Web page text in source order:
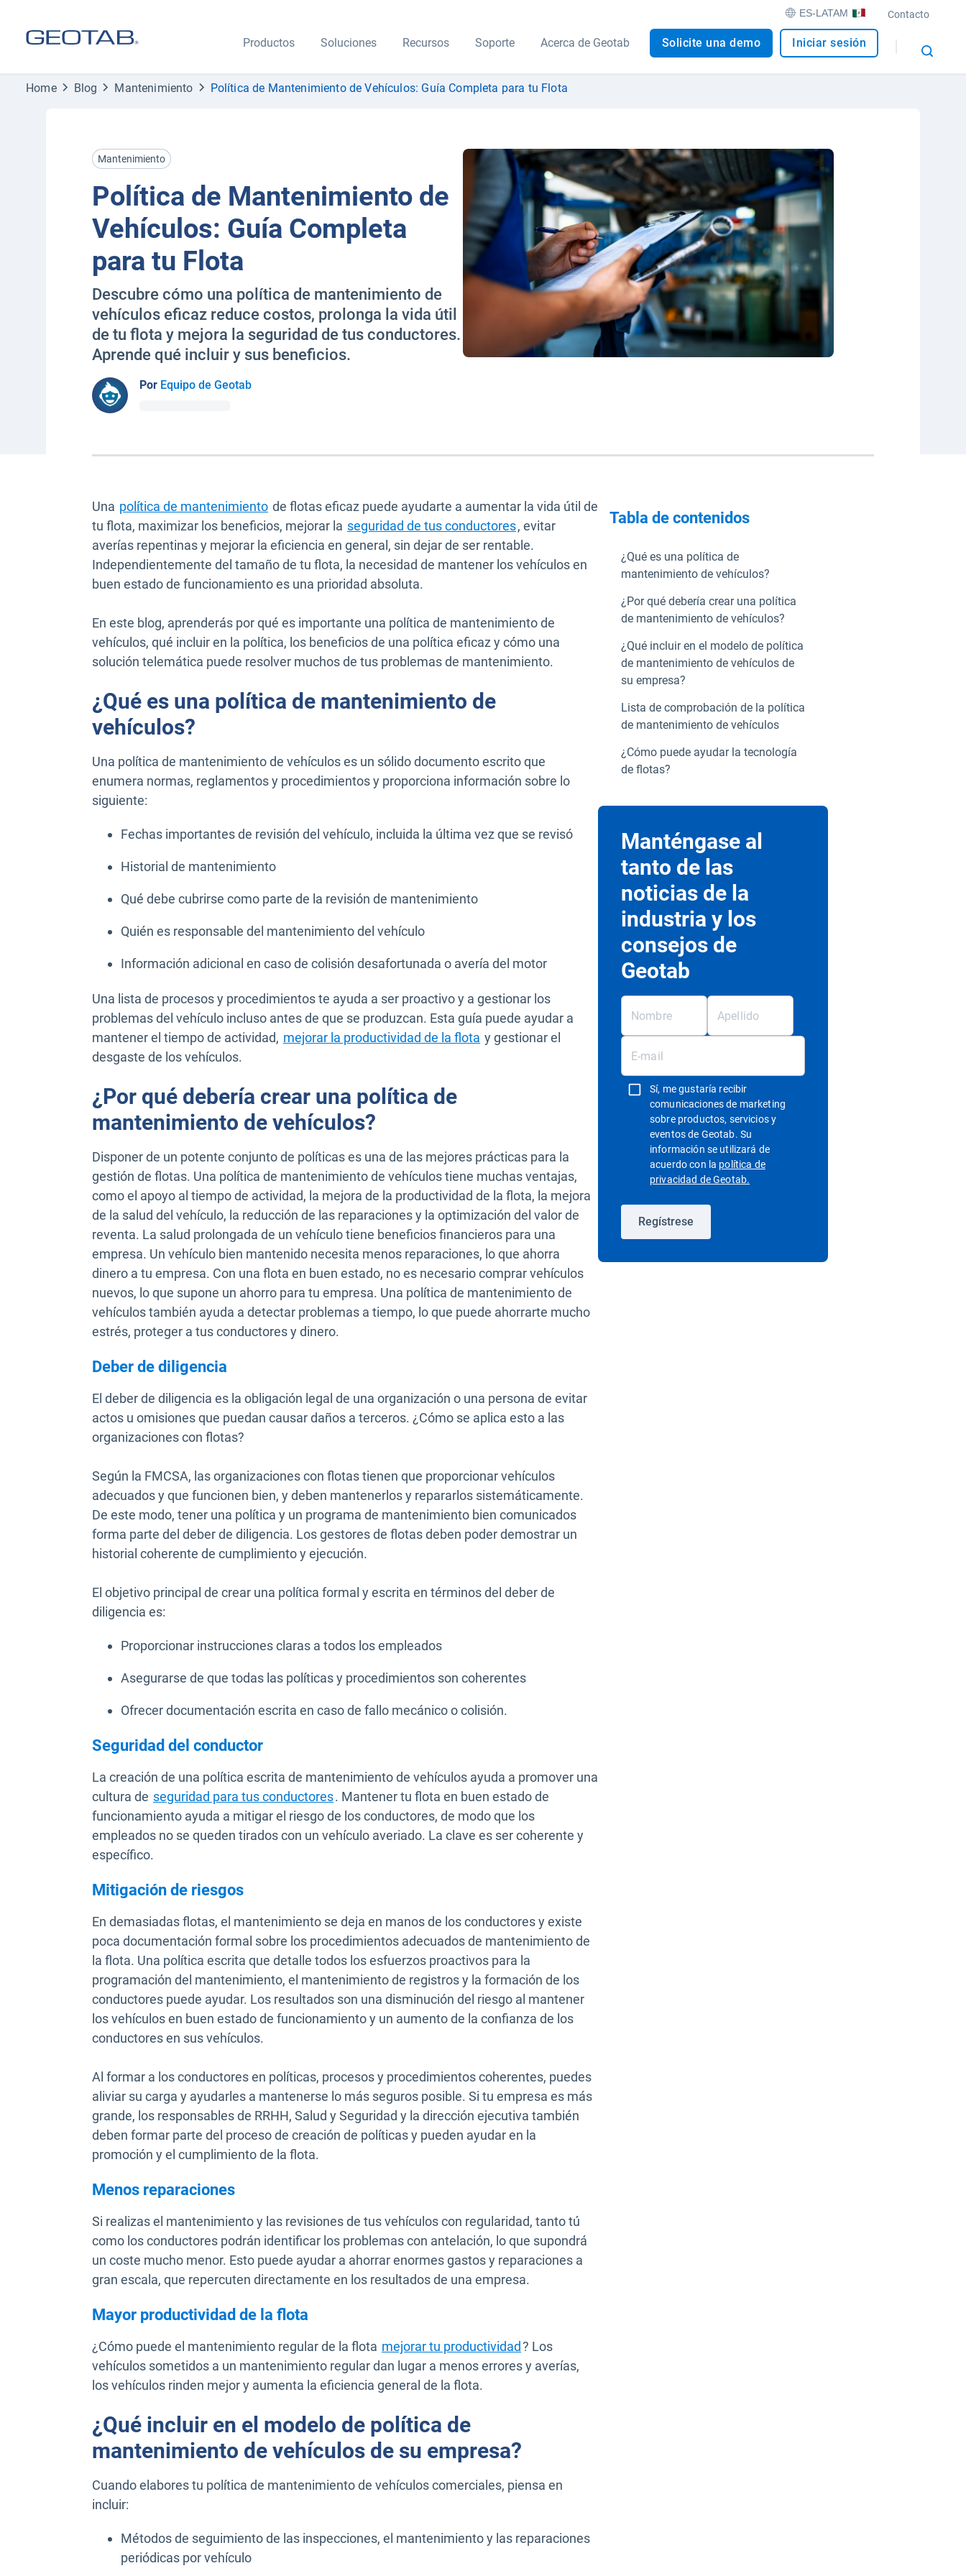
ES-LATAM Contacto
Productos Soluciones Recursos Soporte Acerca de Geotab Solicite una demo Iniciar sesión
Home Blog Mantenimiento Política de Mantenimiento de Vehículos: Guía Completa para tu Flota
Mantenimiento
Política de Mantenimiento de
Vehículos: Guía Completa
para tu Flota
Descubre cómo una política de mantenimiento de
vehículos eficaz reduce costos, prolonga la vida útil
de tu flota y mejora la seguridad de tus conductores.
Aprende qué incluir y sus beneficios.
Por Equipo de Geotab
Una política de mantenimiento de flotas eficaz puede ayudarte a aumentar la vida útil de
tu flota, maximizar los beneficios, mejorar la seguridad de tus conductores, evitar
averías repentinas y mejorar la eficiencia en general, sin dejar de ser rentable.
Independientemente del tamaño de tu flota, la necesidad de mantener los vehículos en
buen estado de funcionamiento es una prioridad absoluta.
En este blog, aprenderás por qué es importante una política de mantenimiento de
vehículos, qué incluir en la política, los beneficios de una política eficaz y cómo una
solución telemática puede resolver muchos de tus problemas de mantenimiento.
¿Qué es una política de mantenimiento de
vehículos?
Una política de mantenimiento de vehículos es un sólido documento escrito que
enumera normas, reglamentos y procedimientos y proporciona información sobre lo
siguiente:
Fechas importantes de revisión del vehículo, incluida la última vez que se revisó
Historial de mantenimiento
Qué debe cubrirse como parte de la revisión de mantenimiento
Quién es responsable del mantenimiento del vehículo
Información adicional en caso de colisión desafortunada o avería del motor
Una lista de procesos y procedimientos te ayuda a ser proactivo y a gestionar los
problemas del vehículo incluso antes de que se produzcan. Esta guía puede ayudar a
mantener el tiempo de actividad, mejorar la productividad de la flota y gestionar el
desgaste de los vehículos.
¿Por qué debería crear una política de
mantenimiento de vehículos?
Disponer de un potente conjunto de políticas es una de las mejores prácticas para la
gestión de flotas. Una política de mantenimiento de vehículos tiene muchas ventajas,
como el apoyo al tiempo de actividad, la mejora de la productividad de la flota, la mejora
de la salud del vehículo, la reducción de las reparaciones y la optimización del valor de
reventa. La salud prolongada de un vehículo tiene beneficios financieros para una
empresa. Un vehículo bien mantenido necesita menos reparaciones, lo que ahorra
dinero a tu empresa. Con una flota en buen estado, no es necesario comprar vehículos
nuevos, lo que supone un ahorro para tu empresa. Una política de mantenimiento de
vehículos también ayuda a detectar problemas a tiempo, lo que puede ahorrarte mucho
estrés, proteger a tus conductores y dinero.
Deber de diligencia
El deber de diligencia es la obligación legal de una organización o una persona de evitar
actos u omisiones que puedan causar daños a terceros. ¿Cómo se aplica esto a las
organizaciones con flotas?
Según la FMCSA, las organizaciones con flotas tienen que proporcionar vehículos
adecuados y que funcionen bien, y deben mantenerlos y repararlos sistemáticamente.
De este modo, tener una política y un programa de mantenimiento bien comunicados
forma parte del deber de diligencia. Los gestores de flotas deben poder demostrar un
historial coherente de cumplimiento y ejecución.
El objetivo principal de crear una política formal y escrita en términos del deber de
diligencia es:
Proporcionar instrucciones claras a todos los empleados
Asegurarse de que todas las políticas y procedimientos son coherentes
Ofrecer documentación escrita en caso de fallo mecánico o colisión.
Seguridad del conductor
La creación de una política escrita de mantenimiento de vehículos ayuda a promover una
cultura de seguridad para tus conductores. Mantener tu flota en buen estado de
funcionamiento ayuda a mitigar el riesgo de los conductores, de modo que los
empleados no se queden tirados con un vehículo averiado. La clave es ser coherente y
específico.
Mitigación de riesgos
En demasiadas flotas, el mantenimiento se deja en manos de los conductores y existe
poca documentación formal sobre los procedimientos adecuados de mantenimiento de
la flota. Una política escrita que detalle todos los esfuerzos proactivos para la
programación del mantenimiento, el mantenimiento de registros y la formación de los
conductores puede ayudar. Los resultados son una disminución del riesgo al mantener
los vehículos en buen estado de funcionamiento y un aumento de la confianza de los
conductores en sus vehículos.
Al formar a los conductores en políticas, procesos y procedimientos coherentes, puedes
aliviar su carga y ayudarles a mantenerse lo más seguros posible. Si tu empresa es más
grande, los responsables de RRHH, Salud y Seguridad y la dirección ejecutiva también
deben formar parte del proceso de creación de políticas y pueden ayudar en la
promoción y el cumplimiento de la flota.
Menos reparaciones
Si realizas el mantenimiento y las revisiones de tus vehículos con regularidad, tanto tú
como los conductores podrán identificar los problemas con antelación, lo que supondrá
un coste mucho menor. Esto puede ayudar a ahorrar enormes gastos y reparaciones a
gran escala, que repercuten directamente en los resultados de una empresa.
Mayor productividad de la flota
¿Cómo puede el mantenimiento regular de la flota mejorar tu productividad? Los
vehículos sometidos a un mantenimiento regular dan lugar a menos errores y averías,
los vehículos rinden mejor y aumenta la eficiencia general de la flota.
¿Qué incluir en el modelo de política de
mantenimiento de vehículos de su empresa?
Cuando elabores tu política de mantenimiento de vehículos comerciales, piensa en
incluir:
Métodos de seguimiento de las inspecciones, el mantenimiento y las reparaciones
periódicas por vehículo
Tabla de contenidos
¿Qué es una política de
mantenimiento de vehículos?
¿Por qué debería crear una política
de mantenimiento de vehículos?
¿Qué incluir en el modelo de política
de mantenimiento de vehículos de
su empresa?
Lista de comprobación de la política
de mantenimiento de vehículos
¿Cómo puede ayudar la tecnología
de flotas?
Manténgase al
tanto de las
noticias de la
industria y los
consejos de
Geotab
Sí, me gustaría recibir
comunicaciones de marketing
sobre productos, servicios y
eventos de Geotab. Su
información se utilizará de
acuerdo con la política de
privacidad de Geotab.
Regístrese